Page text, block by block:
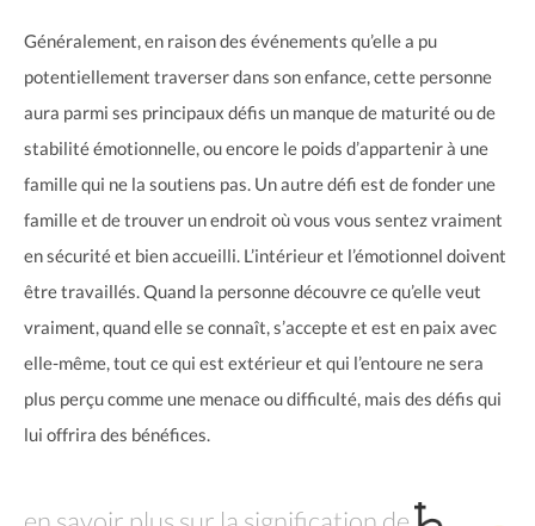
Généralement, en raison des événements qu’elle a pu
potentiellement traverser dans son enfance, cette personne
aura parmi ses principaux défis un manque de maturité ou de
stabilité émotionnelle, ou encore le poids d’appartenir à une
famille qui ne la soutiens pas. Un autre défi est de fonder une
famille et de trouver un endroit où vous vous sentez vraiment
en sécurité et bien accueilli. L’intérieur et l’émotionnel doivent
être travaillés. Quand la personne découvre ce qu’elle veut
vraiment, quand elle se connaît, s’accepte et est en paix avec
elle-même, tout ce qui est extérieur et qui l’entoure ne sera
plus perçu comme une menace ou difficulté, mais des défis qui
lui offrira des bénéfices.